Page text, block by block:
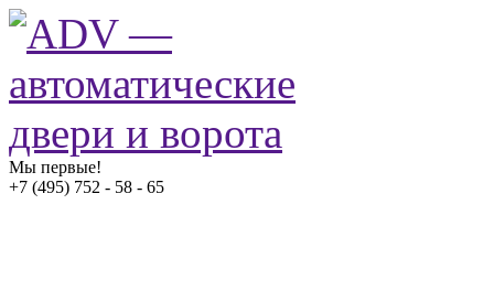
Мы первые!
+7 (495) 752 - 58 - 65